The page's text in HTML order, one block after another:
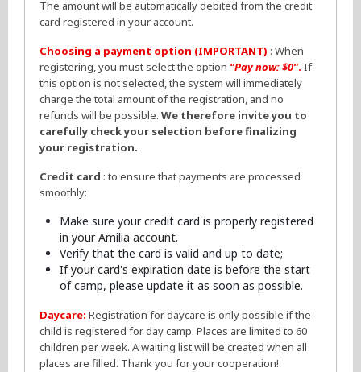
The amount will be automatically debited from the credit
card registered in your account.
Choosing a payment option (IMPORTANT) : When
registering, you must select the option “Pay now: $0”. If
this option is not selected, the system will immediately
charge the total amount of the registration, and no
refunds will be possible. We therefore invite you to
carefully check your selection before finalizing
your registration.
Credit card : to ensure that payments are processed
smoothly:
Make sure your credit card is properly registered
in your Amilia account.
Verify that the card is valid and up to date;
If your card's expiration date is before the start
of camp, please update it as soon as possible.
Daycare: Registration for daycare is only possible if the
child is registered for day camp. Places are limited to 60
children per week. A waiting list will be created when all
places are filled. Thank you for your cooperation!